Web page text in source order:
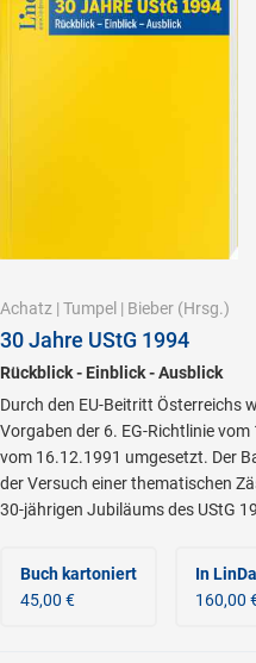
Achatz | Tumpel | Bieber (Hrsg.)
30 Jahre UStG 1994
Rückblick - Einblick - Ausblick
Durch den EU-Beitritt Österreichs
Vorgaben der 6. EG-Richtlinie
vom 16.12.1991 umgesetzt. Der
der Versuch einer thematischen
30-jährigen Jubiläums des UStG
Buch kartoniert
45,00 €
In LinDa
160,00